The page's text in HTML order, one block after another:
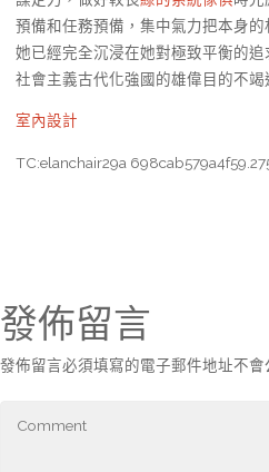
預備和任務預備，集中氣力把本身的
她已經完全沉浸在她對極致平衡的
社會主義古代化強國的雄偉目的不竭
室內設計
TC:elanchair29a
發佈留言
發佈留言必須填寫的電子郵件地址不會